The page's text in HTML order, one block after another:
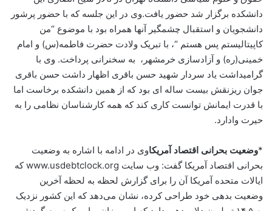
دانشکده برگزار شد حضور یافت.وی در این جلسه که با حضور پرشور
دانشجویان و استقبال چشمگیر آنها همراه بود با موضوع “من
کاپیتالیستم پس هستم “، با تبریک ولادت حضرت فاطمه(س) و امام
خمینی(ره) و آزادسازی خرمشهر، به سخنرانی پرداخت. وی با
گرامیداشت یاد سردار شهید حسن باقری اظهار داشت حسن باقری
جوان ریزنقش بیست ساله ای بود که از همین دانشکده برخاست اما
با قدرت ایمانش توانست کاری کند که همه کارشناسان نظامی را به
حیرت وادارد.
*وضعیت بحرانی اقتصاد آمریکاوی در ادامه با اشاره به وضعیت
بحرانی اقتصاد آمریکا گفت: وب سایت www.usdebtclock.org که
ایالات متحده آمریکا آن را برای گزارش لحظه به لحظه آخرین
وضعیت بدهی خود طراحی کرده، نشان می‌دهد که این کشور نزدیک